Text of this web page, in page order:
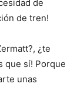
de
de tren!
¿te
que sí! Porque
unas